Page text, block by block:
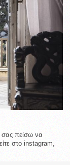
σας πείσω να
στο instagram,